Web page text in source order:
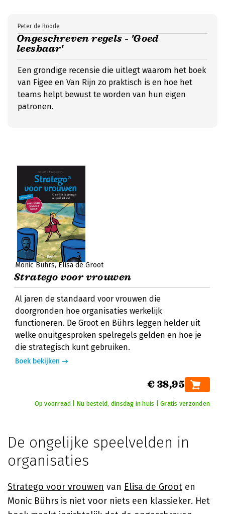
Ongeschreven regels - 'Goed
leesbaar'
Peter de Roode
Een grondige recensie die uitlegt waarom het boek
van Figee en Van Rijn zo praktisch is en hoe het
teams helpt bewust te worden van hun eigen
patronen.
Monic Bührs Elisa de Groot
Stratego voor vrouwen
Al jaren de standaard voor vrouwen die
doorgronden hoe organisaties werkelijk
functioneren. De Groot en Bührs leggen helder uit
welke onuitgesproken spelregels gelden en hoe je
die strategisch kunt gebruiken.
Boek bekijken
€ 38,95
Op voorraad | Nu besteld, dinsdag in huis | Gratis verzonden
De ongelijke speelvelden in
organisaties
Stratego voor vrouwen van Elisa de Groot en
Monic Bührs is niet voor niets een klassieker. Het